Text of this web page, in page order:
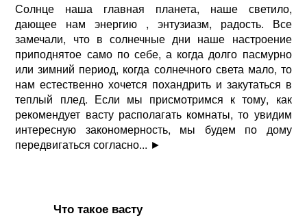
Солнце наша главная планета, наше светило,
дающее нам энергию , энтузиазм, радость. Все
замечали, что в солнечные дни наше настроение
приподнятое само по себе, а когда долго пасмурно
или зимний период, когда солнечного света мало, то
нам естественно хочется похандрить и закутаться в
теплый плед. Если мы присмотримся к тому, как
рекомендует васту располагать комнаты, то увидим
интересную закономерность, мы будем по дому
передвигаться согласно... ►
Что такое васту